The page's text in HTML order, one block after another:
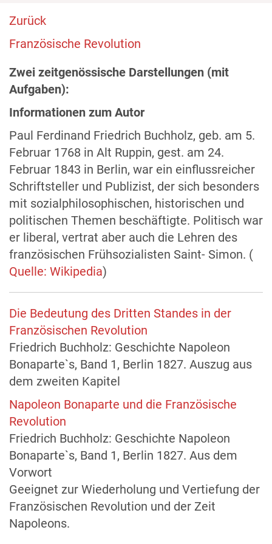
Zurück
Französische Revolution
Zwei zeitgenössische Darstellungen (mit
Aufgaben):
Informationen zum Autor
Paul Ferdinand Friedrich Buchholz, geb. am 5.
Februar 1768 in Alt Ruppin, gest. am 24.
Februar 1843 in Berlin, war ein einflussreicher
Schriftsteller und Publizist, der sich besonders
mit sozialphilosophischen, historischen und
politischen Themen beschäftigte. Politisch war
er liberal, vertrat aber auch die Lehren des
französischen Frühsozialisten Saint- Simon. (
Quelle: Wikipedia)
Die Bedeutung des Dritten Standes in der
Französischen Revolution
Friedrich Buchholz: Geschichte Napoleon
Bonaparte`s, Band 1, Berlin 1827. Auszug aus
dem zweiten Kapitel
Napoleon Bonaparte und die Französische
Revolution
Friedrich Buchholz: Geschichte Napoleon
Bonaparte`s, Band 1, Berlin 1827. Aus dem
Vorwort
Geeignet zur Wiederholung und Vertiefung der
Französischen Revolution und der Zeit
Napoleons.